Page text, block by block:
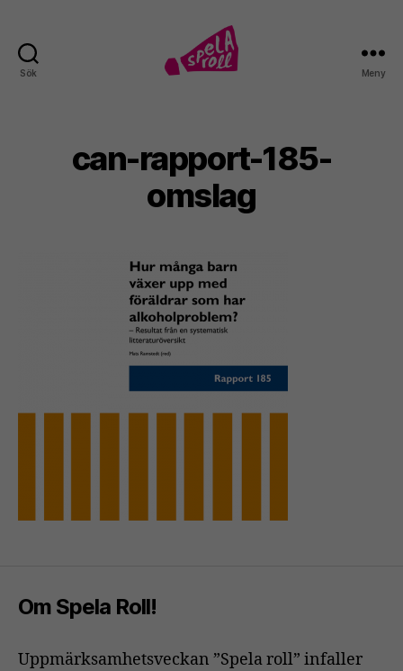
Sök Meny
can-rapport-185-
omslag
Om Spela Roll!
Uppmärksamhetsveckan ”Spela roll” infaller